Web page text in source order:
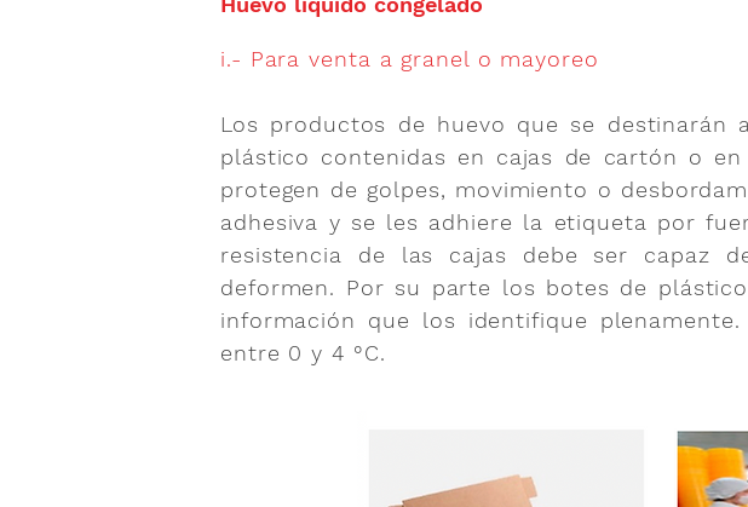
i.- Para venta a granel o mayoreo
Los productos de huevo que se
plástico contenidas en cajas de cartón o
protegen de golpes, movimiento o
adhesiva y se les adhiere la etiqueta por
resistencia de las cajas debe ser capaz
deformen. Por su parte los botes de
información que los identifique
entre 0 y 4 °C.